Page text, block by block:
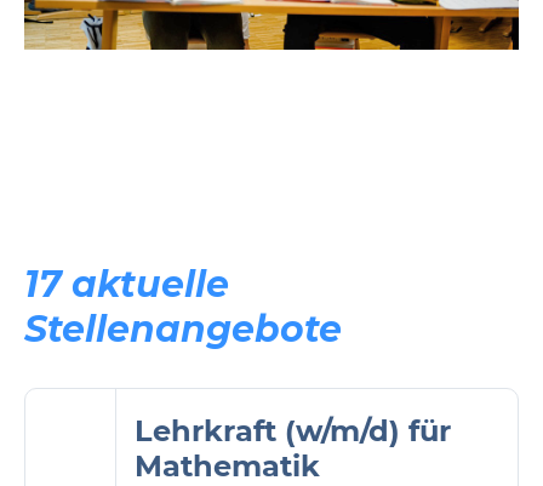
17 aktuelle
Stellenangebote
Lehrkraft (w/m/d) für
Mathematik